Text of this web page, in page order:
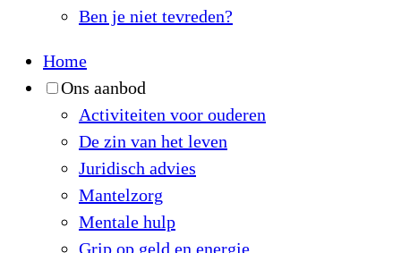
Ben je niet tevreden?
Home
Ons aanbod
Activiteiten voor ouderen
De zin van het leven
Juridisch advies
Mantelzorg
Mentale hulp
Grip op geld en energie